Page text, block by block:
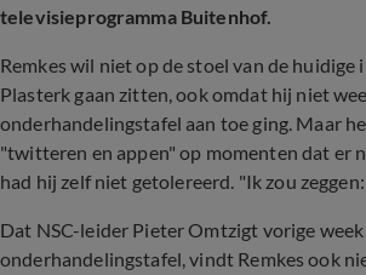
televisieprogramma Buitenhof.
Remkes wil niet op de stoel van de
Plasterk gaan zitten, ook omdat hij niet
onderhandelingstafel aan toe ging. Maar
"twitteren en appen" op momenten dat er
had hij zelf niet getolereerd. "Ik zou
Dat NSC-leider Pieter Omtzigt vorige
onderhandelingstafel, vindt Remkes ook